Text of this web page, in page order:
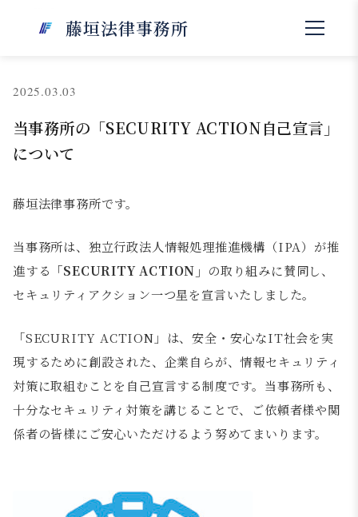
藤垣法律事務所
NEWS
2025.03.03
当事務所の「SECURITY ACTION自己宣言」
について
藤垣法律事務所です。
当事務所は、独立行政法人情報処理推進機構（IPA）が推
進する 「SECURITY ACTION」 の取り組みに賛同し、
セキュリティアクション一つ星を宣言いたしました。
「SECURITY ACTION」は、安全・安心なIT社会を実
現するために創設された、企業自らが、情報セキュリティ
対策に取組むことを自己宣言する制度です。当事務所も、
十分なセキュリティ対策を講じることで、ご依頼者様や関
係者の皆様にご安心いただけるよう努めてまいります。